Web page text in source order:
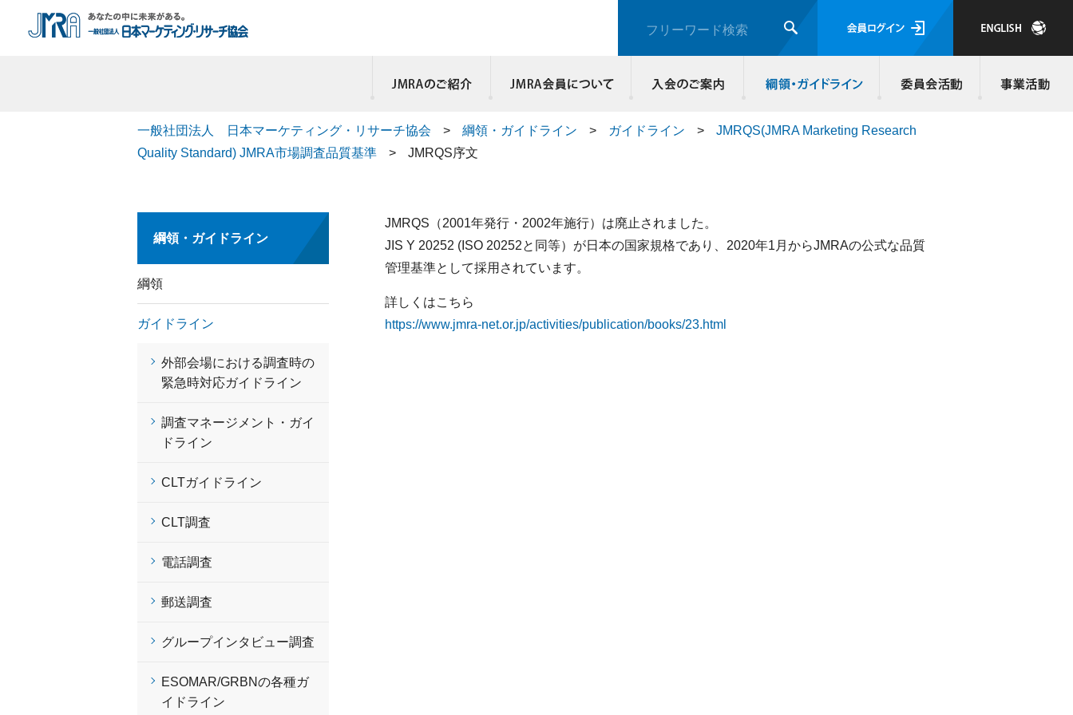
フリーワード検索 会員ログイ
一般社団法人 日本マーケティング・リサーチ協会 > 綱領・ガイドライン > ガイドライン >
JMRQS(JMRA Marketing Research
Quality Standard) JMRA市場調査品質基準
> JMRQS序文
JMRQS（2001年発行・2002年施行）は廃止されました。
JIS Y 20252 (ISO 20252と同等）が日本の国家規格であり、2020年1月からJMRAの公式な品質
管理基準として採用されています。
詳しくはこちら
https://www.jmra-net.or.jp/activities/publication/books/23.html
綱領・ガイドライン
綱領
ガイドライン
外部会場における調査時の
緊急時対応ガイドライン
調査マネージメント・ガイ
ドライン
CLTガイドライン
CLT調査
電話調査
郵送調査
グループインタビュー調査
ESOMAR/GRBNの各種ガ
イドライン